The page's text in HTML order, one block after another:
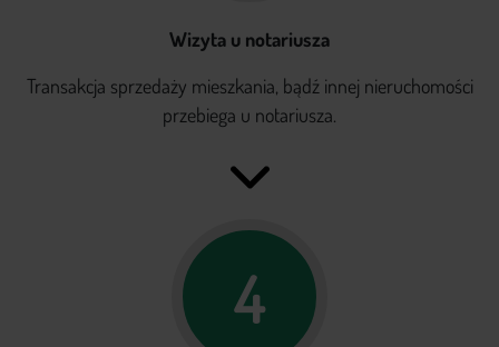
Wizyta u notariusza
Transakcja sprzedaży mieszkania, bądź innej nieruchomości
przebiega u notariusza.
4